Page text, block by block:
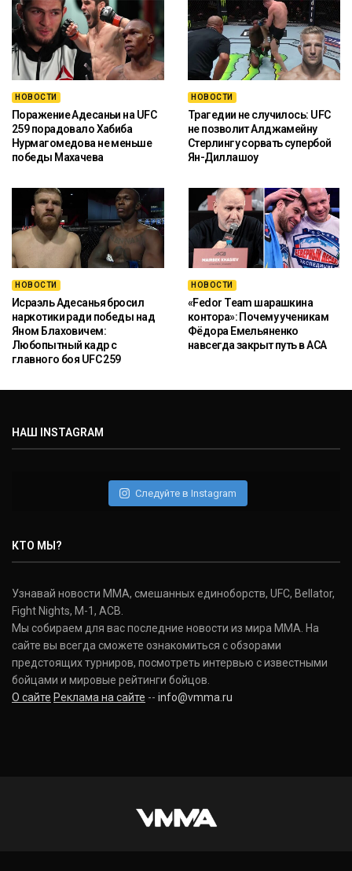
НОВОСТИ
Поражение Адесаньи на UFC
259 порадовало Хабиба
Нурмагомедова не меньше
победы Махачева
НОВОСТИ
Трагедии не случилось: UFC
не позволит Алджамейну
Стерлингу сорвать супербой
Ян-Диллашоу
НОВОСТИ
Исраэль Адесанья бросил
наркотики ради победы над
Яном Блаховичем:
Любопытный кадр с
главного боя UFC 259
НОВОСТИ
«Fedor Team шарашкина
контора»: Почему ученикам
Фёдора Емельяненко
навсегда закрыт путь в ACA
НАШ INSTAGRAM
Следуйте в Instagram
КТО МЫ?
Узнавай новости ММА, смешанных единоборств, UFC, Bellator,
Fight Nights, M-1, ACB.
Мы собираем для вас последние новости из мира ММА. На
сайте вы всегда сможете ознакомиться с обзорами
предстоящих турниров, посмотреть интервью с известными
бойцами и мировые рейтинги бойцов.
О сайте Реклама на сайте -- info@vmma.ru